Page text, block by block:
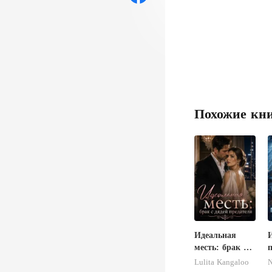
Похожие
Идеальная
месть: брак с
дядей
Lulita Kangaloo